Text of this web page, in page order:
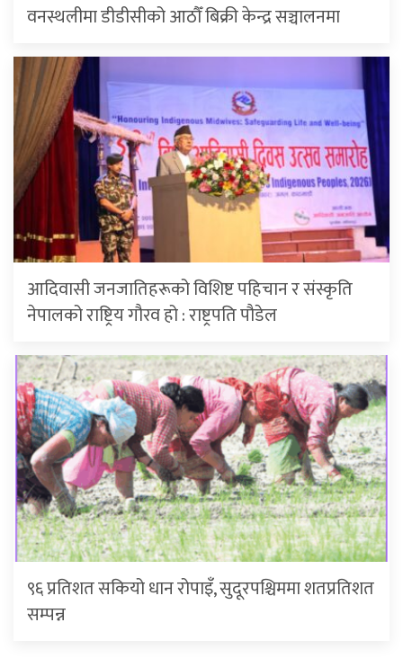
वनस्थलीमा डीडीसीको आठौँ बिक्री केन्द्र सञ्चालनमा
आदिवासी जनजातिहरूको विशिष्ट पहिचान र संस्कृति
नेपालको राष्ट्रिय गौरव हो : राष्ट्रपति पौडेल
९६ प्रतिशत सकियो धान रोपाइँ, सुदूरपश्चिममा शतप्रतिशत
सम्पन्न